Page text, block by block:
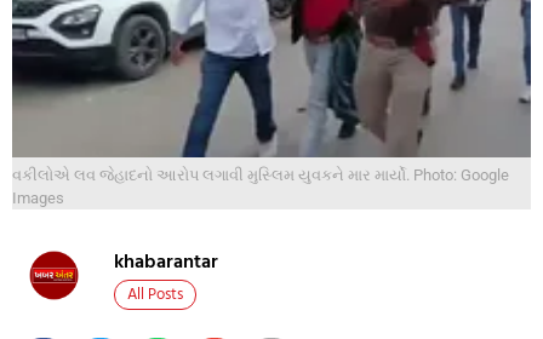
વકીલોએ લવ જેહાદનો આરોપ લગાવી મુસ્લિમ યુવકને માર માર્યો. Photo: Google
Images
khabarantar
All Posts